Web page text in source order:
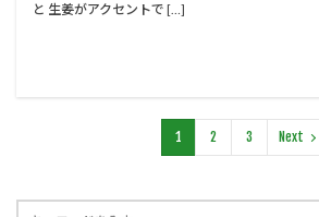
と 生姜がアクセントで […]
1 2 3 Next